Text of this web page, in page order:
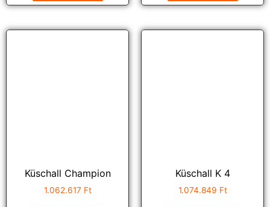
Küschall Champion
1.062.617 Ft
Küschall K 4
1.074.849 Ft